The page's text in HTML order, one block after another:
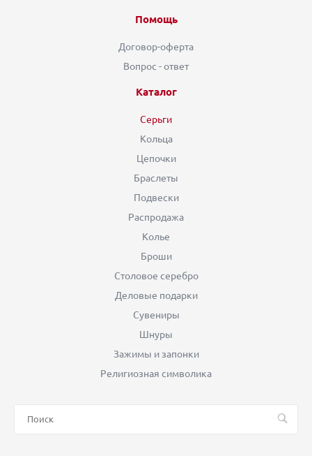
Помощь
Договор-оферта
Вопрос - ответ
Каталог
Серьги
Кольца
Цепочки
Браслеты
Подвески
Распродажа
Колье
Броши
Столовое серебро
Деловые подарки
Сувениры
Шнуры
Зажимы и запонки
Религиозная символика